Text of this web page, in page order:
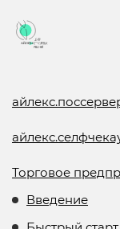
Торговое
Введение